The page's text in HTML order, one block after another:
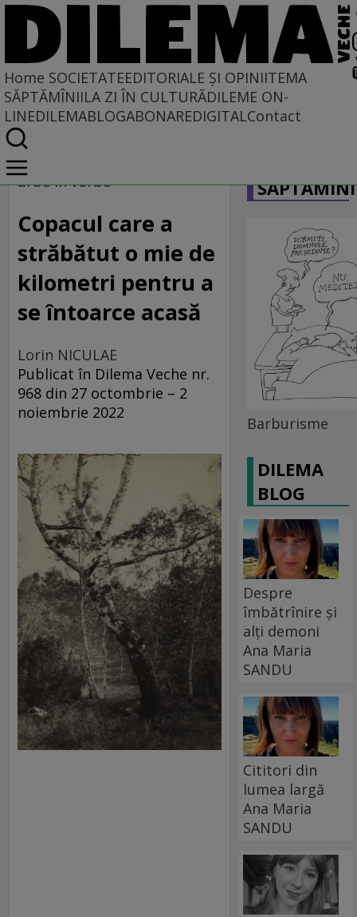
Home SOCIETATEEDITORIALE ȘI OPINIITEMA
SĂPTĂMÎNIILA ZI ÎN CULTURĂDILEME ON-
LINEDILEMABLOGABONAREDIGITALContact
Home
Societate
urbe în vorbe
Copacul care a
străbătut o mie de
kilometri pentru a
se întoarce acasă
Lorin NICULAE
Publicat în Dilema Veche nr.
968 din 27 octombrie – 2
noiembrie 2022
Barburisme
DILEMA
BLOG
Despre
îmbătrînire și
alți demoni
Ana Maria
SANDU
Cititori din
lumea largă
Ana Maria
SANDU